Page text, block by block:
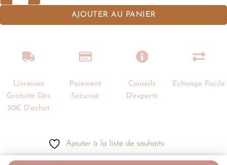
AJOUTER AU PANIER
Livraison
Gratuite Dès
30€ D'achat
Paiement
Sécurisé
Conseils
D'experts
Echange Facile
Ajouter à la liste de souhaits